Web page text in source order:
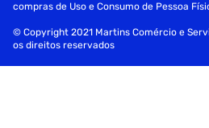
compras de Uso e Consumo de Pessoa
© Copyright 2021 Martins Comércio e
os direitos reservados